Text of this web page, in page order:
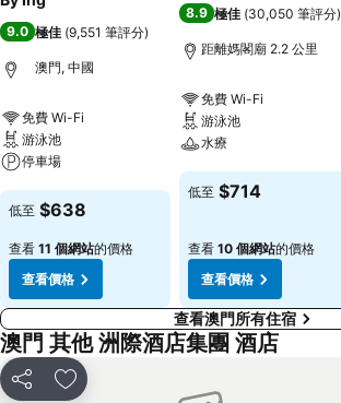
9.0 極佳 (9,551 筆評分)
澳門, 中國
免費 Wi-Fi
游泳池
停車場
查看價格
低至 $638
查看 11 個網站的價格
查看價格
8.9 極佳 (30,050 筆評分)
距離媽閣廟 2.2 公里
免費 Wi-Fi
游泳池
水療
查看價格
低至 $714
查看 10 個網站的價格
查看價格
查看澳門所有住宿
澳門 其他 洲際酒店集團 酒店
分享 放到收藏夾